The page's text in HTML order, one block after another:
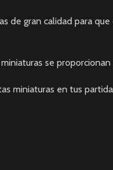
de gran calidad para
se
miniaturas en tus